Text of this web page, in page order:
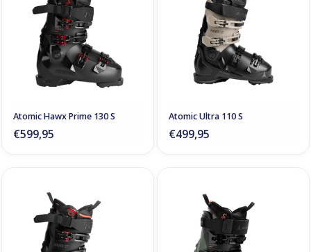
Atomic Hawx Prime 130 S
€599,95
Atomic Ultra 110 S
€499,95